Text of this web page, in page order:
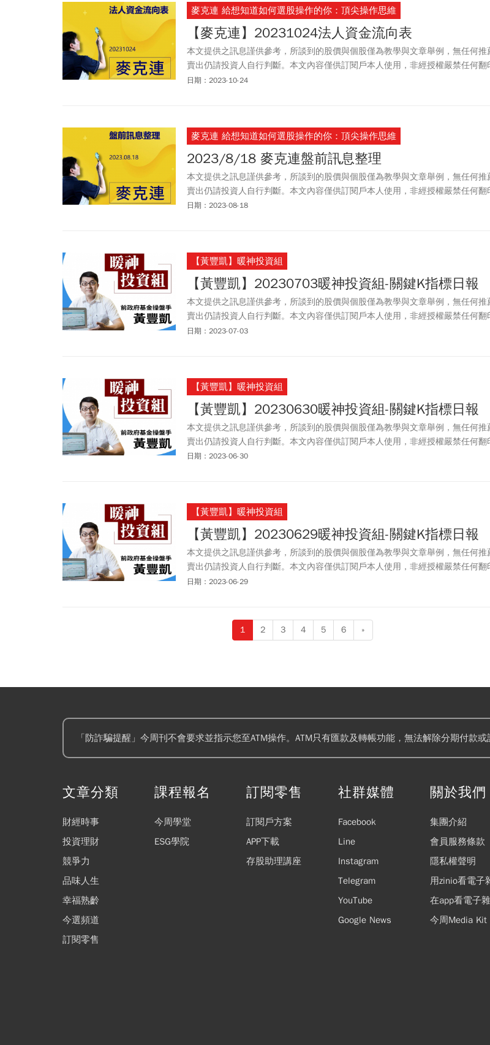
麥克連 給想知道如何選股操作的你：頂尖操作思維
【麥克連】20231024法人資金流向表
本文提供之訊息謹供參考，所談到的股價與個股僅為教學與文章舉例，無任何推
賣出仍請投資人自行判斷。本文內容僅供訂閱戶本人使用，非經授權嚴禁任何翻
以任何型態傳播於他人。
日期：2023-10-24
麥克連 給想知道如何選股操作的你：頂尖操作思維
2023/8/18 麥克連盤前訊息整理
本文提供之訊息謹供參考，所談到的股價與個股僅為教學與文章舉例，無任何推
賣出仍請投資人自行判斷。本文內容僅供訂閱戶本人使用，非經授權嚴禁任何翻
以任何型態傳播於他人。
日期：2023-08-18
【黃豐凱】暖神投資組
【黃豐凱】20230703暖神投資組-關鍵K指標日報
本文提供之訊息謹供參考，所談到的股價與個股僅為教學與文章舉例，無任何推
賣出仍請投資人自行判斷。本文內容僅供訂閱戶本人使用，非經授權嚴禁任何翻
以任何型態傳播於他人。
日期：2023-07-03
【黃豐凱】暖神投資組
【黃豐凱】20230630暖神投資組-關鍵K指標日報
本文提供之訊息謹供參考，所談到的股價與個股僅為教學與文章舉例，無任何推
賣出仍請投資人自行判斷。本文內容僅供訂閱戶本人使用，非經授權嚴禁任何翻
以任何型態傳播於他人。
日期：2023-06-30
【黃豐凱】暖神投資組
【黃豐凱】20230629暖神投資組-關鍵K指標日報
本文提供之訊息謹供參考，所談到的股價與個股僅為教學與文章舉例，無任何推
賣出仍請投資人自行判斷。本文內容僅供訂閱戶本人使用，非經授權嚴禁任何翻
以任何型態傳播於他人。
日期：2023-06-29
1 2 3 4 5 6 »
「防詐騙提醒」今周刊不會要求並指示您至ATM操作。ATM只有匯款及轉帳功能，無法解除分期付款
文章分類
財經時事
投資理財
競爭力
品味人生
幸福熟齡
今選頻道
訂閱零售
課程報名
今周學堂
ESG學院
訂閱零售
訂閱戶方案
APP下載
存股助理講座
社群媒體
Facebook
Line
Instagram
Telegram
YouTube
Google News
關於我們
集團介紹
會員服務條款
隱私權聲明
用zinio看電子
在app看電子
今周Media Kit